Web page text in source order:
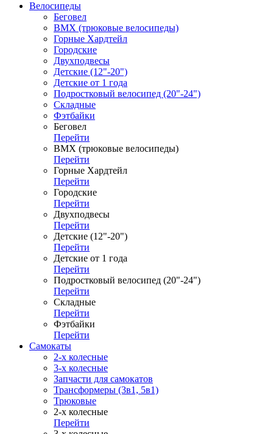
Велосипеды
Беговел
ВМХ (трюковые велосипеды)
Горные Хардтейл
Городские
Двухподвесы
Детские (12"-20")
Детские от 1 года
Подростковый велосипед (20"-24")
Складные
Фэтбайки
Беговел
Перейти
ВМХ (трюковые велосипеды)
Перейти
Горные Хардтейл
Перейти
Городские
Перейти
Двухподвесы
Перейти
Детские (12"-20")
Перейти
Детские от 1 года
Перейти
Подростковый велосипед (20"-24")
Перейти
Складные
Перейти
Фэтбайки
Перейти
Самокаты
2-х колесные
3-х колесные
Запчасти для самокатов
Трансформеры (3в1, 5в1)
Трюковые
2-х колесные
Перейти